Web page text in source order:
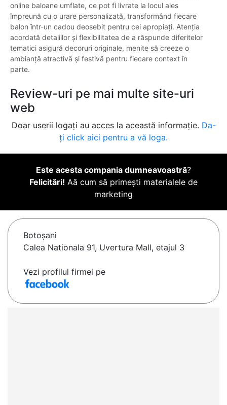
online baloane umflate, ce pot fi livrate la locul ales
împreună cu o urare personalizată, transformând fiecare
balon într-un cadou deosebit pentru cei apropiați. Atenția
acordată detaliilor și flexibilitatea de a răspunde diferitelor
tematici asigură decoruri originale, menite să creeze o
ambianță atractivă și festivă pentru fiecare context în
parte.
Review-uri pe mai multe site-uri
web
Doar userii logați au acces la această informație. Da-
ți click aici pentru a vă loga.
Este acesta compania dumneavoastră?
Felicitări! Aă cum să primești materialele de
marketing
Botoşani
Calea Nationala 91, Uvertura Mall, etajul 3
Vezi profilul firmei pe